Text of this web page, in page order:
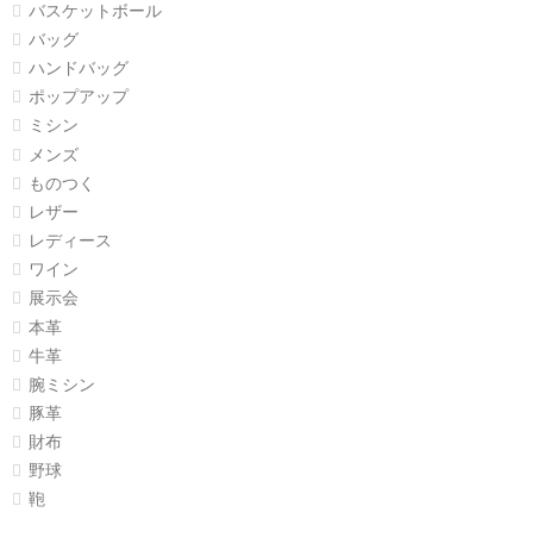
バスケットボール
バッグ
ハンドバッグ
ポップアップ
ミシン
メンズ
ものつく
レザー
レディース
ワイン
展示会
本革
牛革
腕ミシン
豚革
財布
野球
鞄